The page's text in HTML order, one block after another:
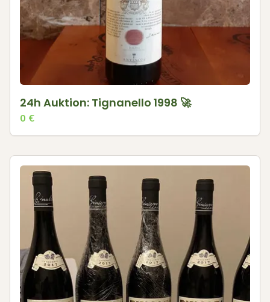
24h Auktion: Tignanello 1998 🚀
0 €